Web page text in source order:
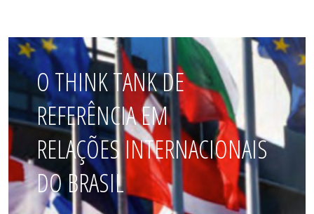
O THINK TANK DE
REFERÊNCIA EM
RELAÇÕES INTERNACIONAIS
DO BRASIL